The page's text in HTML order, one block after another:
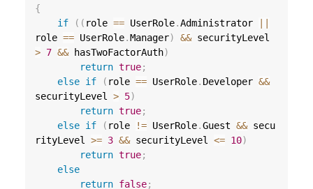
{
if
( ( role == UserRole.Administrator
role == UserRole.Manager) &&
> 7 && hasTwoFactorAuth)
return true;
else if ( role == UserRole. Developer &&
securityLevel > 5)
return true;
else if ( role != UserRole.Guest && secu
rityLevel >= 3 && securityLevel <= 10)
return true;
else
return false;